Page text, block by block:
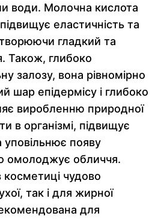
води. Молочна кислота
еластичність та
гладкий та
Також, глибоко
залозу, вона рівномірно
шар епідермісу і глибоко
виробленню природної
в організмі, підвищує
уповільнює появу
омолоджує обличчя.
чудово
так і для жирної
для